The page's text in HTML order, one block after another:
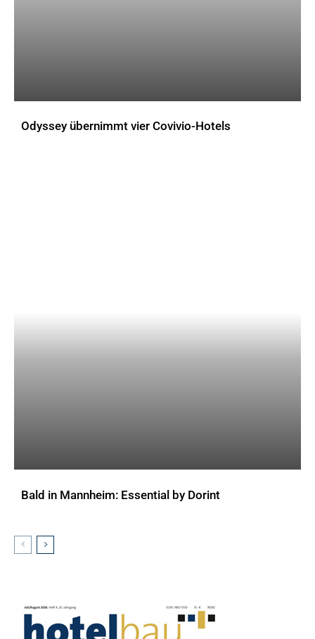
Odyssey übernimmt vier Covivio-Hotels
Bald in Mannheim: Essential by Dorint